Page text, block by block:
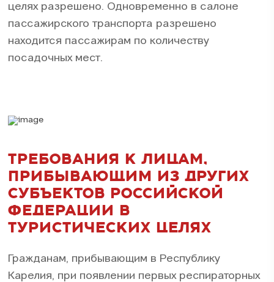
целях разрешено. Одновременно в салоне
пассажирского транспорта разрешено
находится пассажирам по количеству
посадочных мест.
ТРЕБОВАНИЯ К ЛИЦАМ,
ПРИБЫВАЮЩИМ ИЗ ДРУГИХ
СУБЪЕКТОВ РОССИЙСКОЙ
ФЕДЕРАЦИИ В
ТУРИСТИЧЕСКИХ ЦЕЛЯХ
Гражданам, прибывающим в Республику
Карелия, при появлении первых респираторных